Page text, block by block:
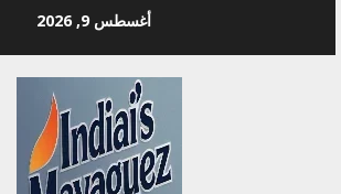
أغسطس 9, 2026